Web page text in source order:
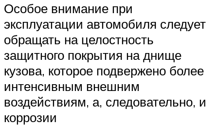
Особое внимание при
эксплуатации автомобиля следует
обращать на целостность
защитного покрытия на днище
кузова, которое подвержено более
интенсивным внешним
воздействиям, а, следовательно, и
коррозии